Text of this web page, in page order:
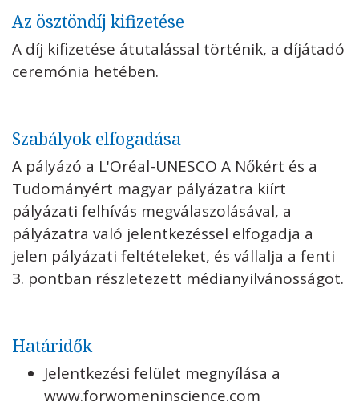
Az ösztöndíj kifizetése
A díj kifizetése átutalással történik, a díjátadó
ceremónia hetében.
Szabályok elfogadása
A pályázó a L'Oréal-UNESCO A Nőkért és a
Tudományért magyar pályázatra kiírt
pályázati felhívás megválaszolásával, a
pályázatra való jelentkezéssel elfogadja a
jelen pályázati feltételeket, és vállalja a fenti
3. pontban részletezett médianyilvánosságot.
Határidők
Jelentkezési felület megnyílása a
www.forwomeninscience.com